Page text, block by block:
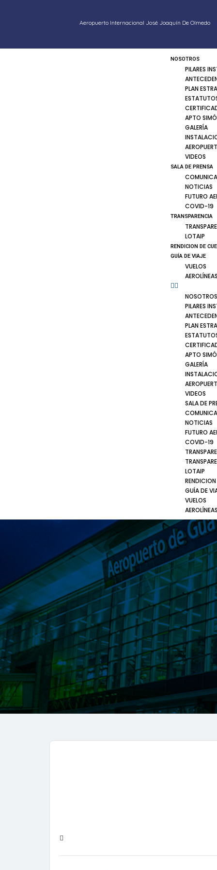
Aeropuerto Internacional José Joaquín De Olmedo
NOSOTROS
PILARES
PLAN
APTO
GALERÍA
VIDEOS
SALA DE PRENSA
NOTICIAS
FUTURO
COVID-19
TRANSPARENCIA
LOTAIP
RENDICION DE
GUÍA DE VIAJE
VUELOS
AEROLÍNEAS
NOSOTROS
PILARES
PLAN
APTO
GALERÍA
VIDEOS
SALA DE
NOTICIAS
FUTURO
COVID-19
LOTAIP
GUÍA DE
VUELOS
AEROLÍNEAS